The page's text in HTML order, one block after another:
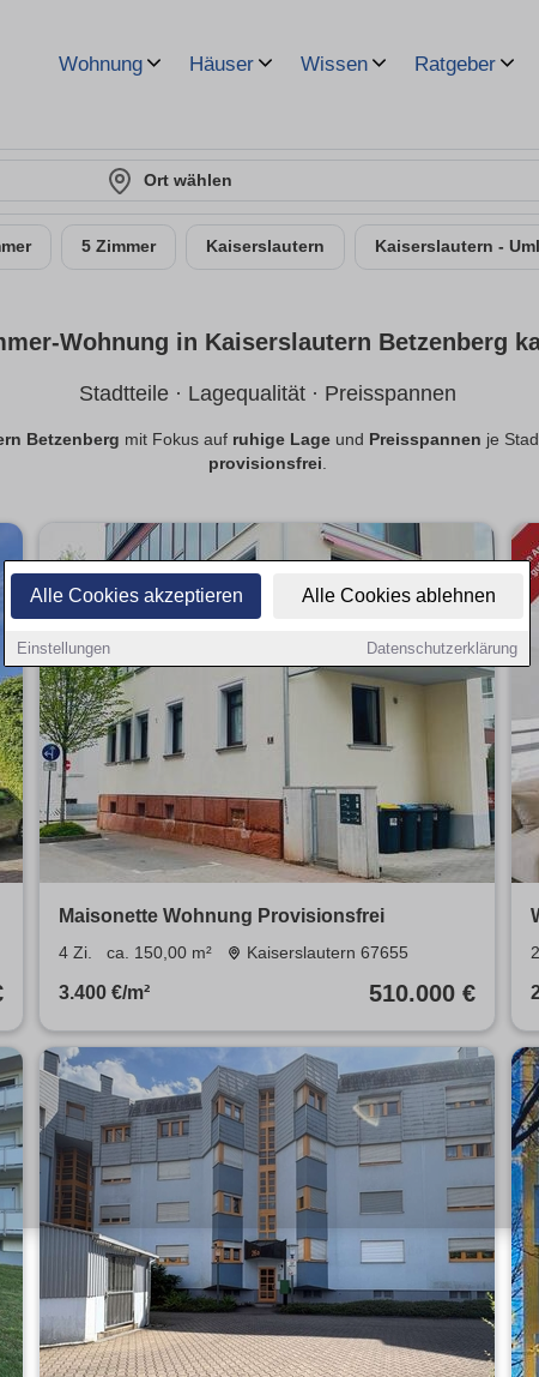
Alle Cookies akzeptieren Alle Cookies ablehnen
Einstellungen Datenschutzerklärung
Wohnung Häuser Wissen Ratgeber
Ort wählen
5 Zimmer Kaiserslautern Kaiserslautern -
Wohnung in Kaiserslautern Betzenberg
Stadtteile · Lagequalität · Preisspannen
Betzenberg mit Fokus auf ruhige Lageund Preisspannen je
provisionsfrei.
Maisonette Wohnung Provisionsfrei
4 Zi. ca. 150,00 m² Kaiserslautern 67655
3.400 €/m² 510.000 €